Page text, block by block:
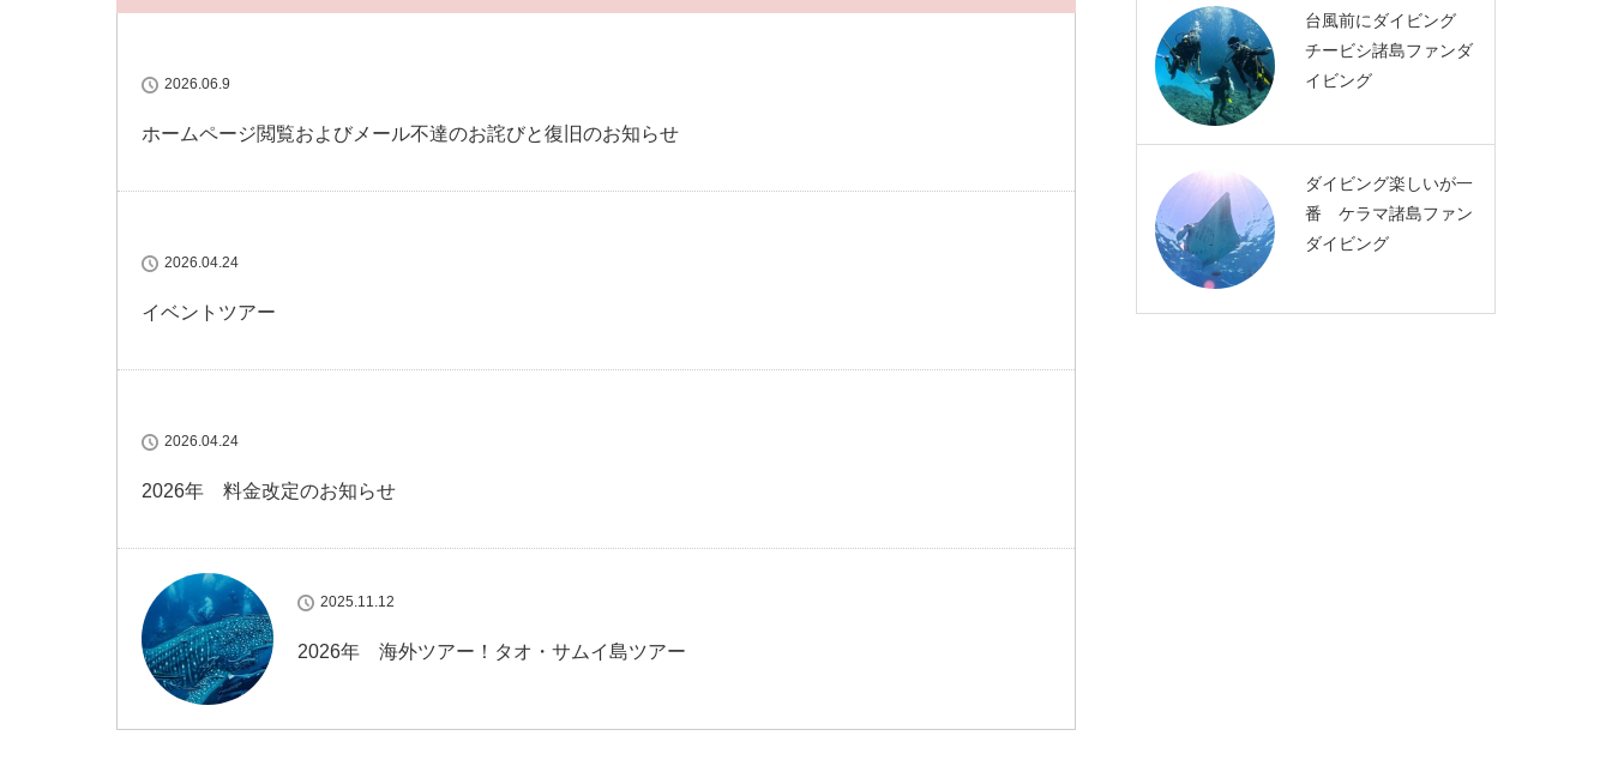
2026.06.9
ホームページ閲覧およびメール不達のお詫びと復旧のお知らせ
2026.04.24
イベントツアー
2026.04.24
2026年 料金改定のお知らせ
2025.11.12
2026年 海外ツアー！タオ・サムイ島ツアー
台風前にダイビング
チービシ諸島ファンダ
イビング
ダイビング楽しいが一
番 ケラマ諸島ファン
ダイビング